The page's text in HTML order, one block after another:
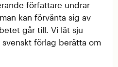
författare undrar
kan förvänta sig av
går till. Vi lät sju
förlag berätta om